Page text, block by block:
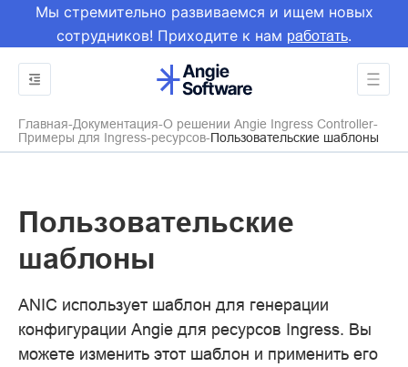
Мы стремительно развиваемся и ищем новых
сотрудников! Приходите к нам работать.
Главная Документация О решении Angie Ingress Controller
Примеры для Ingress-ресурсов Пользовательские шаблоны
Пользовательские
шаблоны
ANIC использует шаблон для генерации
конфигурации Angie для ресурсов Ingress. Вы
можете изменить этот шаблон и применить его